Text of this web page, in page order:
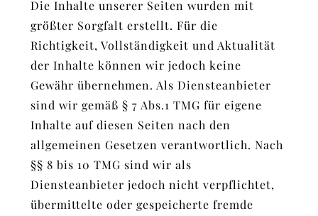
Die Inhalte unserer Seiten wurden mit
größter Sorgfalt erstellt. Für die
Richtigkeit, Vollständigkeit und Aktualität
der Inhalte können wir jedoch keine
Gewähr übernehmen. Als Diensteanbieter
sind wir gemäß § 7 Abs.1 TMG für eigene
Inhalte auf diesen Seiten nach den
allgemeinen Gesetzen verantwortlich. Nach
§§ 8 bis 10 TMG sind wir als
Diensteanbieter jedoch nicht verpflichtet,
übermittelte oder gespeicherte fremde